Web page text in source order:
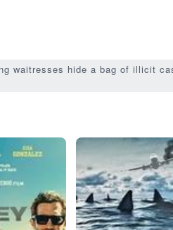
waitresses hide a bag of illicit